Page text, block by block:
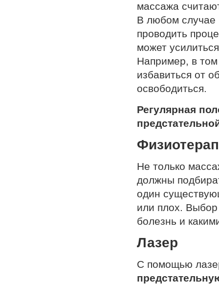
массажа
В любом случае
проводить
может
Например, в том
избавиться от
освободиться.
Регулярная
Не только
должны
один
или плох. Выбор
болезнь и
Лазер
С помощью